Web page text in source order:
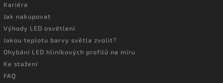
Kariéra
Jak nakupovat
Výhody LED osvětlení
Jakou teplotu barvy světla zvolit?
Ohybání LED hliníkových profilů na míru
Ke stažení
FAQ